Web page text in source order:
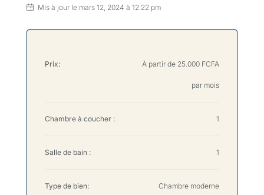
Mis à jour le mars 12, 2024 à 12:22 pm
Prix: À partir de 25.000 FCFA
par mois
Chambre à coucher : 1
Salle de bain : 1
Type de bien: Chambre moderne